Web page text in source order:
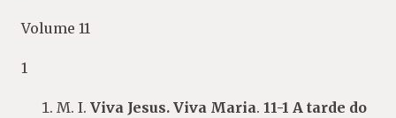
Volume 11
1
M. I. Viva Jesus. Viva Maria. 11-1 A tarde do